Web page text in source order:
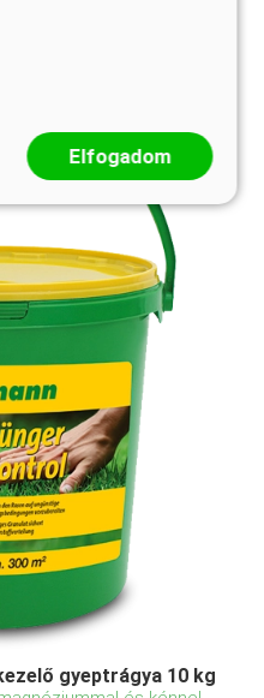
gyeptrágya 10 kg
Elfogadom